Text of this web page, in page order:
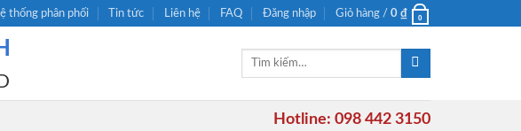
thống phân phối Tin tức Liên hệ FAQ Đăng nhập Giỏ hàng / 0 ₫ 0
Tìm
Hotline: 098 442 3150